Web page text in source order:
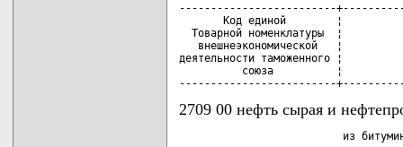
-------------------------
       Код единой        ¦
  Товарной номенклатуры  ¦
внешнеэкономической   ¦
деятельности таможенного ¦
          союза          ¦
-------------------------
2709 00 нефть сырая и